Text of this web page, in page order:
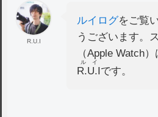
R.U.I
ルイログをご覧
うございます。
（Apple Watch
R.U.I
ルイ
です。